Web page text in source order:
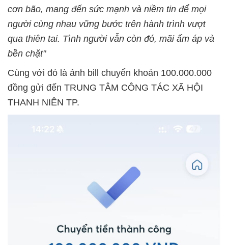
cơn bão, mang đến sức mạnh và niềm tin để mọi
người cùng nhau vững bước trên hành trình vượt
qua thiên tai. Tình người vẫn còn đó, mãi ấm áp và
bền chặt"
Cùng với đó là ảnh bill chuyển khoản 100.000.000
đồng gửi đến TRUNG TÂM CÔNG TÁC XÃ HỘI
THANH NIÊN TP.